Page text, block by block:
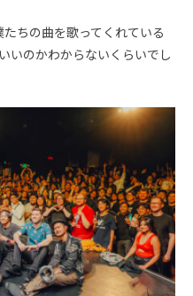
たちの曲を歌ってくれている
いのかわからないくらいでし